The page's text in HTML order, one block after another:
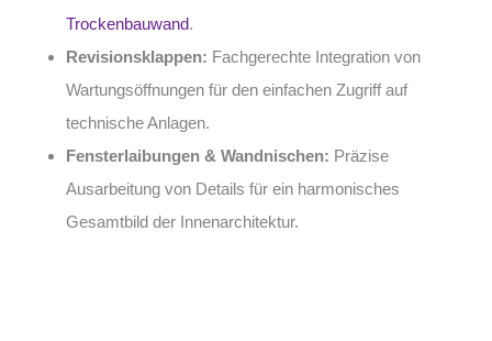
Trockenbauwand.
Revisionsklappen: Fachgerechte Integration von
Wartungsöffnungen für den einfachen Zugriff auf
technische Anlagen.
Fensterlaibungen & Wandnischen: Präzise
Ausarbeitung von Details für ein harmonisches
Gesamtbild der Innenarchitektur.